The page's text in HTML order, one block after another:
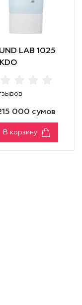
LAB 1025
000 сумов
В корзину